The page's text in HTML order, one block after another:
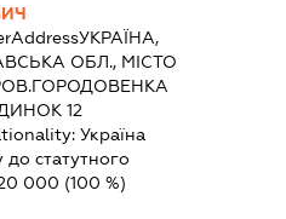
УКРАЇНА,
ОБЛ., МІСТО
12
Україна
до статутного
000 (100 %)